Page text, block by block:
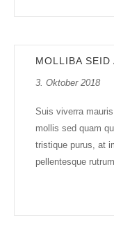
MOLLIBA SEID
3. Oktober 2018
Suis viverra
mollis sed quam
tristique purus, at
pellentesque